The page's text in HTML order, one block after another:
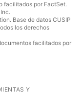
facilitados por FactSet.
Base de datos CUSIP
los derechos
facilitados por
Y